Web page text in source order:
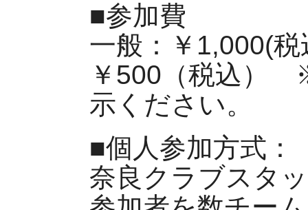
■参加費
一般：￥1,000(
￥500（税込）
示ください。
■個人参加方式：
奈良クラブスタ